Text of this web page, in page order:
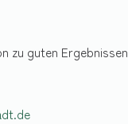
zu guten Ergebnissen